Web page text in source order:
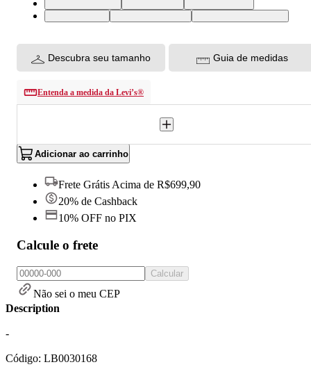
Descubra seu tamanho Guia de medidas
Entenda a medida da Levi’s®
Adicionar ao carrinho
Frete Grátis Acima de R$699,90
20% de Cashback
10% OFF no PIX
Calcule o frete
Calcular
Não sei o meu CEP
Description
-
Código: LB0030168